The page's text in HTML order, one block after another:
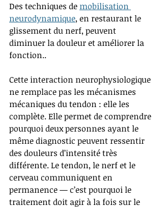
Des techniques de mobilisation
neurodynamique, en restaurant le
glissement du nerf, peuvent
diminuer la douleur et améliorer la
fonction..
Cette interaction neurophysiologique
ne remplace pas les mécanismes
mécaniques du tendon : elle les
complète. Elle permet de comprendre
pourquoi deux personnes ayant le
même diagnostic peuvent ressentir
des douleurs d’intensité très
différente. Le tendon, le nerf et le
cerveau communiquent en
permanence — c’est pourquoi le
traitement doit agir à la fois sur le